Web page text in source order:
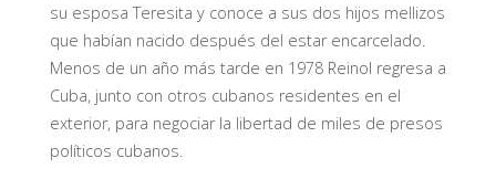
su esposa Teresita y conoce a sus dos hijos mellizos
que habían nacido después del estar encarcelado.
Menos de un año más tarde en 1978 Reinol regresa a
Cuba, junto con otros cubanos residentes en el
exterior, para negociar la libertad de miles de presos
políticos cubanos.